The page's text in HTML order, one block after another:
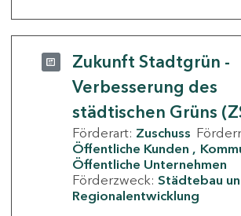
Zukunft Stadtgrün -
Verbesserung des
städtischen Grüns
Förderart: Zuschuss
Öffentliche Kunden
Öffentliche Unternehmen
Förderzweck: Städtebau
Regionalentwicklung